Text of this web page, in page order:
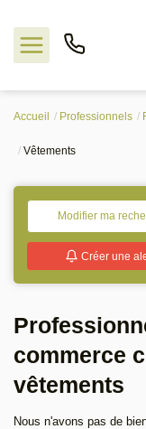
Nos offres
L'agence
Rejoindre
Estimation
Avis clients
Accueil Professionnels
Vêtements
Modifier ma
Créer une
commerce
vêtements
Nous n'avons pas de